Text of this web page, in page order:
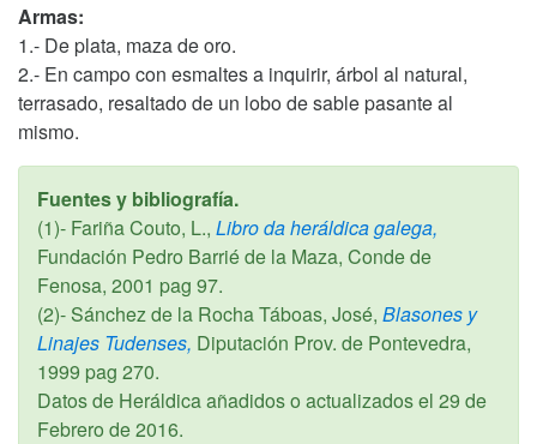
Armas:
1.- De plata, maza de oro.
2.- En campo con esmaltes a inquirir, árbol al natural,
terrasado, resaltado de un lobo de sable pasante al
mismo.
Fuentes y bibliografía.
(1)- Fariña Couto, L., Libro da heráldica galega,
Fundación Pedro Barrié de la Maza, Conde de
Fenosa, 2001 pag 97.
(2)- Sánchez de la Rocha Táboas, José, Blasones y
Linajes Tudenses, Diputación Prov. de Pontevedra,
1999 pag 270.
Datos de Heráldica añadidos o actualizados el 29 de
Febrero de 2016.